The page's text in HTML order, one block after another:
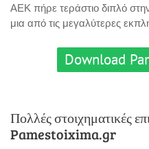
ΑΕΚ πήρε τεράστιο διπλό
μια από τις μεγαλύτερες
Download
Πολλές στοιχηματικές
Pamestoixima.gr